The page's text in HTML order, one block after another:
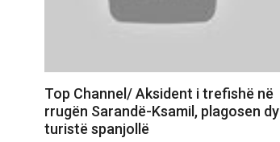
Top Channel/ Aksident i trefishë në
rrugën Sarandë-Ksamil, plagosen dy
turistë spanjollë